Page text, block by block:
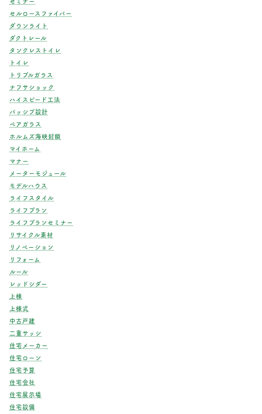
セルロースファイバー
ダウンライト
ダクトレール
タンクレストイレ
トイレ
トリプルガラス
ナフサショック
ハイスピード工法
パッシブ設計
ペアガラス
ホルムズ海峡封鎖
マイホーム
マナー
メーターモジュール
モデルハウス
ライフスタイル
ライフプラン
ライフプランセミナー
リサイクル素材
リノベーション
リフォーム
ルール
レッドシダー
上棟
上棟式
中古戸建
二重サッシ
住宅メーカー
住宅ローン
住宅予算
住宅会社
住宅展示場
住宅設備